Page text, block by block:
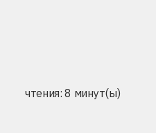
чтения: 8 минут(ы)